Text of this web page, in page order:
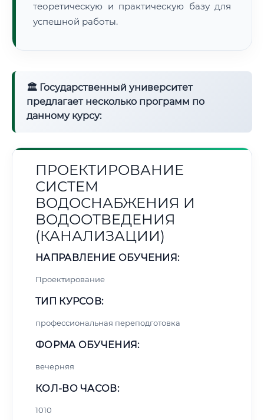
теоретическую и практическую базу для
успешной работы.
🏛 Государственный университет
предлагает несколько программ по
данному курсу:
ПРОЕКТИРОВАНИЕ
СИСТЕМ
ВОДОСНАБЖЕНИЯ И
ВОДООТВЕДЕНИЯ
(КАНАЛИЗАЦИИ)
НАПРАВЛЕНИЕ ОБУЧЕНИЯ:
Проектирование
ТИП КУРСОВ:
профессиональная переподготовка
ФОРМА ОБУЧЕНИЯ:
вечерняя
КОЛ-ВО ЧАСОВ:
1010